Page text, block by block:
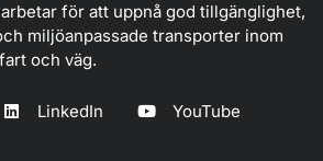
för att uppnå god tillgänglighet,
miljöanpassade transporter inom
och väg.
LinkedIn YouTube